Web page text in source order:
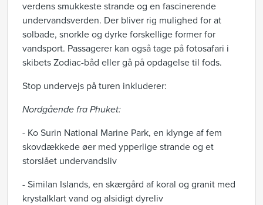
verdens smukkeste strande og en fascinerende
undervandsverden. Der bliver rig mulighed for at
solbade, snorkle og dyrke forskellige former for
vandsport. Passagerer kan også tage på fotosafari i
skibets Zodiac-båd eller gå på opdagelse til fods.
Stop undervejs på turen inkluderer:
Nordgående fra Phuket:
- Ko Surin National Marine Park, en klynge af fem
skovdækkede øer med ypperlige strande og et
storslået undervandsliv
- Similan Islands, en skærgård af koral og granit med
krystalklart vand og alsidigt dyreliv